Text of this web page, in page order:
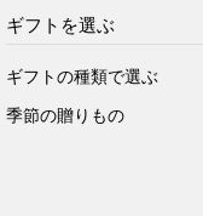
ギフトを選ぶ
ギフトの種類で選ぶ
季節の贈りもの